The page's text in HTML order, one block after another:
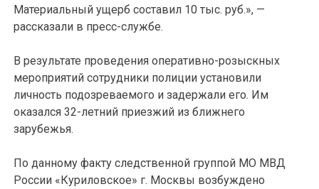
Материальный ущерб составил 10 тыс. руб.», —
рассказали в пресс-службе.
В результате проведения оперативно-розыскных
мероприятий сотрудники полиции установили
личность подозреваемого и задержали его. Им
оказался 32-летний приезжий из ближнего
зарубежья.
По данному факту следственной группой МО МВД
России «Куриловское» г. Москвы возбуждено